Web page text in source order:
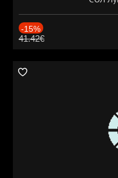
-15%
41.42€